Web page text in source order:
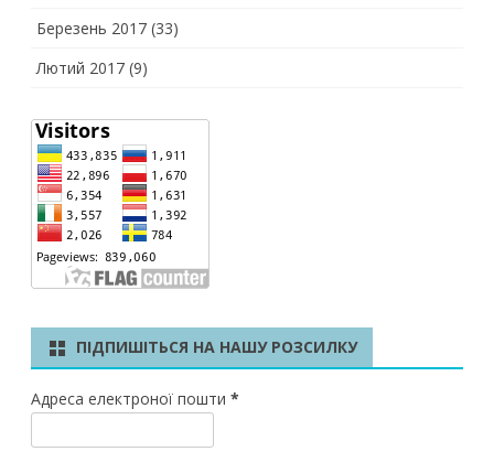
Березень 2017 (33)
Лютий 2017 (9)
ПІДПИШІТЬСЯ НА НАШУ РОЗСИЛКУ
Адреса електроної пошти *